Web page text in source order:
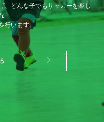
、どんな子でもサッカーを楽し
行います。